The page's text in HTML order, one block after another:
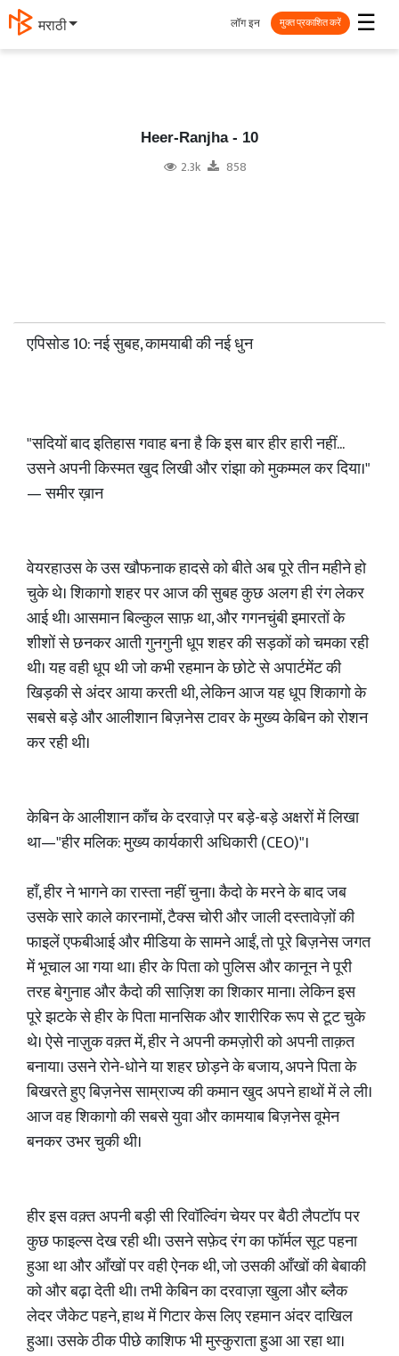
मराठी ☰
लॉग इन मुक्त प्रकाशित करें
Heer-Ranjha - 10
2.3k 858
एपिसोड 10: नई सुबह, कामयाबी की नई धुन
"सदियों बाद इतिहास गवाह बना है कि इस बार हीर हारी नहीं...
उसने अपनी किस्मत खुद लिखी और रांझा को मुकम्मल कर दिया।"
— समीर ख़ान
वेयरहाउस के उस खौफनाक हादसे को बीते अब पूरे तीन महीने हो
चुके थे। शिकागो शहर पर आज की सुबह कुछ अलग ही रंग लेकर
आई थी। आसमान बिल्कुल साफ़ था, और गगनचुंबी इमारतों के
शीशों से छनकर आती गुनगुनी धूप शहर की सड़कों को चमका रही
थी। यह वही धूप थी जो कभी रहमान के छोटे से अपार्टमेंट की
खिड़की से अंदर आया करती थी, लेकिन आज यह धूप शिकागो के
सबसे बड़े और आलीशान बिज़नेस टावर के मुख्य केबिन को रोशन
कर रही थी।
केबिन के आलीशान काँच के दरवाज़े पर बड़े-बड़े अक्षरों में लिखा
था—"हीर मलिक: मुख्य कार्यकारी अधिकारी (CEO)"।
हाँ, हीर ने भागने का रास्ता नहीं चुना। कैदो के मरने के बाद जब
उसके सारे काले कारनामों, टैक्स चोरी और जाली दस्तावेज़ों की
फाइलें एफबीआई और मीडिया के सामने आईं, तो पूरे बिज़नेस जगत
में भूचाल आ गया था। हीर के पिता को पुलिस और कानून ने पूरी
तरह बेगुनाह और कैदो की साज़िश का शिकार माना। लेकिन इस
पूरे झटके से हीर के पिता मानसिक और शारीरिक रूप से टूट चुके
थे। ऐसे नाज़ुक वक़्त में, हीर ने अपनी कमज़ोरी को अपनी ताक़त
बनाया। उसने रोने-धोने या शहर छोड़ने के बजाय, अपने पिता के
बिखरते हुए बिज़नेस साम्राज्य की कमान खुद अपने हाथों में ले ली।
आज वह शिकागो की सबसे युवा और कामयाब बिज़नेस वूमेन
बनकर उभर चुकी थी।
हीर इस वक़्त अपनी बड़ी सी रिवॉल्विंग चेयर पर बैठी लैपटॉप पर
कुछ फाइल्स देख रही थी। उसने सफ़ेद रंग का फॉर्मल सूट पहना
हुआ था और आँखों पर वही ऐनक थी, जो उसकी आँखों की बेबाकी
को और बढ़ा देती थी। तभी केबिन का दरवाज़ा खुला और ब्लैक
लेदर जैकेट पहने, हाथ में गिटार केस लिए रहमान अंदर दाखिल
हुआ। उसके ठीक पीछे काशिफ भी मुस्कुराता हुआ आ रहा था।